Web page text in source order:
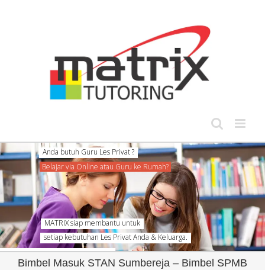
MATRIX siap membantu untuk
setiap kebutuhan Les Privat Anda & Keluarga.
Bimbel Masuk STAN Sumbereja – Bimbel SPMB